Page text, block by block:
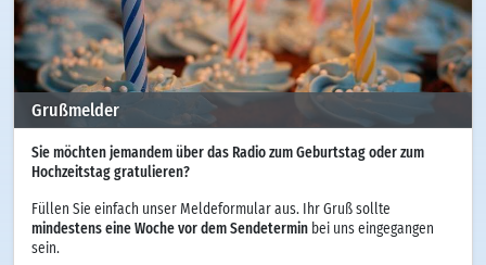
Grußmelder
Sie möchten jemandem über das Radio zum Geburtstag oder zum
Hochzeitstag gratulieren?
Füllen Sie einfach unser Meldeformular aus. Ihr Gruß sollte
mindestens eine Woche vor dem Sendetermin bei uns eingegangen
sein.